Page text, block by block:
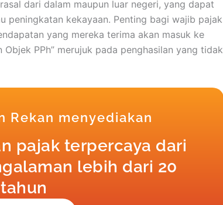
dari dalam maupun luar negeri, yang dapat
peningkatan kekayaan. Penting bagi wajib pajak
yang mereka terima akan masuk ke
PPh” merujuk pada penghasilan yang tidak
Rekan menyediakan
pajak terpercaya dari
lebih dari 20
tahun